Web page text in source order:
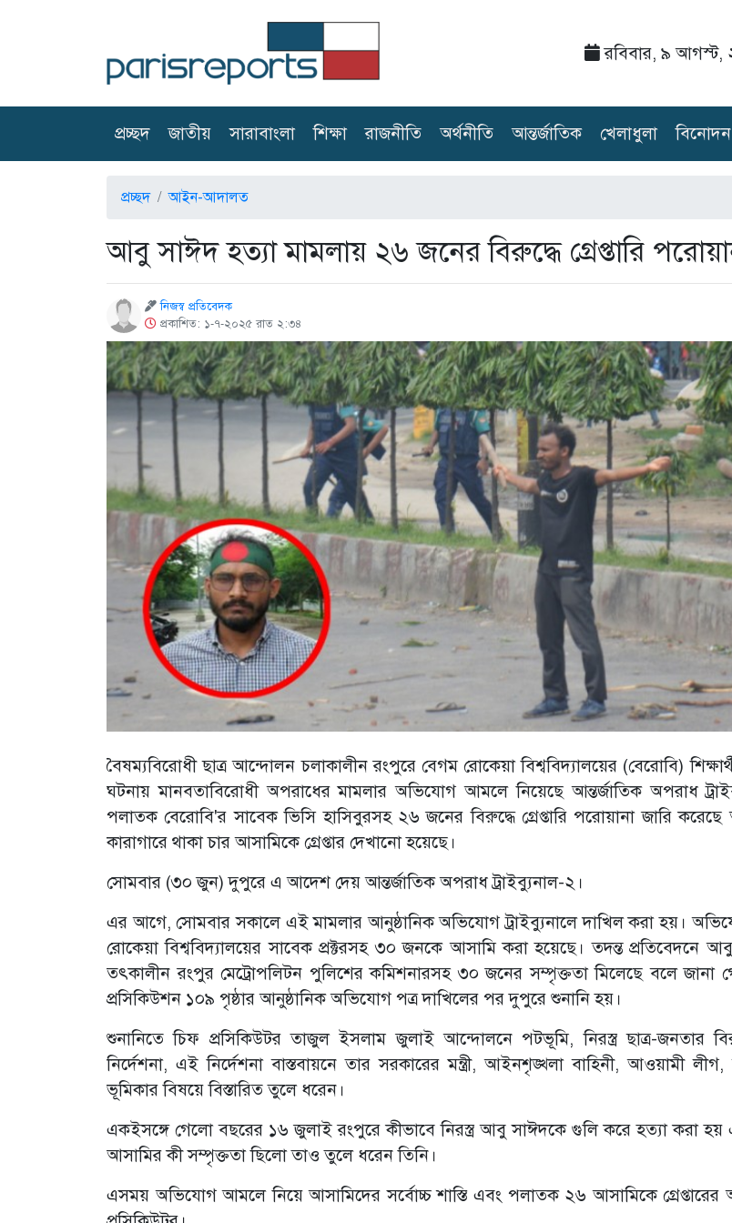
রবিবার, ৯ আগস্ট,
প্রচ্ছদ(current)
জাতীয় সারাবাংলা শিক্ষা রাজনীতি অর্থনীতি আন্তর্জাতিক খেলাধুলা বিনোদন
প্রচ্ছদ আইন-আদালত
আবু সাঈদ হত্যা মামলায় ২৬ জনের বিরুদ্ধে গ্রেপ্তারি
নিজস্ব প্রতিবেদক
প্রকাশিত: ১-৭-২০২৫ রাত ২:৩৪
বৈষম্যবিরোধী ছাত্র আন্দোলন চলাকালীন রংপুরে বেগম রোকেয়া বিশ্ববিদ্যালয়ের (বেরোবি)
ঘটনায় মানবতাবিরোধী অপরাধের মামলার অভিযোগ আমলে নিয়েছে আন্তর্জাতিক অপরাধ
পলাতক বেরোবি'র সাবেক ভিসি হাসিবুরসহ ২৬ জনের বিরুদ্ধে গ্রেপ্তারি পরোয়ানা জারি
কারাগারে থাকা চার আসামিকে গ্রেপ্তার দেখানো হয়েছে।
সোমবার (৩০ জুন) দুপুরে এ আদেশ দেয় আন্তর্জাতিক অপরাধ ট্রাইব্যুনাল-২।
এর আগে, সোমবার সকালে এই মামলার আনুষ্ঠানিক অভিযোগ ট্রাইব্যুনালে দাখিল করা হয়।
রোকেয়া বিশ্ববিদ্যালয়ের সাবেক প্রক্টরসহ ৩০ জনকে আসামি করা হয়েছে। তদন্ত প্রতিবেদনে
তৎকালীন রংপুর মেট্রোপলিটন পুলিশের কমিশনারসহ ৩০ জনের সম্পৃক্ততা মিলেছে বলে জানা
প্রসিকিউশন ১০৯ পৃষ্ঠার আনুষ্ঠানিক অভিযোগ পত্র দাখিলের পর দুপুরে শুনানি হয়।
শুনানিতে চিফ প্রসিকিউটর তাজুল ইসলাম জুলাই আন্দোলনে পটভূমি, নিরস্ত্র ছাত্র-জনতার
নির্দেশনা, এই নির্দেশনা বাস্তবায়নে তার সরকারের মন্ত্রী, আইনশৃঙ্খলা বাহিনী, আওয়ামী লীগ,
ভূমিকার বিষয়ে বিস্তারিত তুলে ধরেন।
একইসঙ্গে গেলো বছরের ১৬ জুলাই রংপুরে কীভাবে নিরস্ত্র আবু সাঈদকে গুলি করে হত্যা করা
আসামির কী সম্পৃক্ততা ছিলো তাও তুলে ধরেন তিনি।
এসময় অভিযোগ আমলে নিয়ে আসামিদের সর্বোচ্চ শাস্তি এবং পলাতক ২৬ আসামিকে